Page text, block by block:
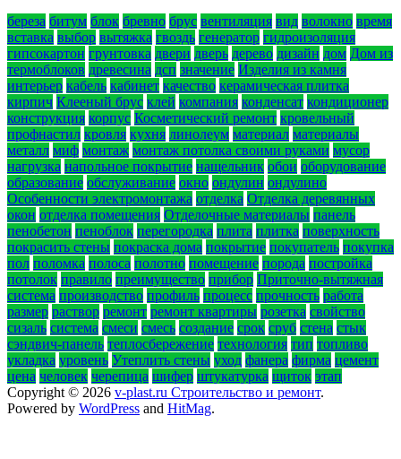
береза битум блок бревно брус вентиляция вид волокно время
вставка выбор вытяжка гвоздь генератор гидроизоляция
гипсокартон грунтовка двери дверь дерево дизайн дом Дом из
термоблоков древесина дсп значение Изделия из камня
интерьер кабель кабинет качество керамическая плитка
кирпич Клееный брус клей компания конденсат кондиционер
конструкция корпус Косметический ремонт кровельный
профнастил кровля кухня линолеум материал материалы
металл миф монтаж монтаж потолка своими руками мусор
нагрузка напольное покрытие нащельник обои оборудование
образование обслуживание окно ондулин ондулино
Особенности электромонтажа отделка Отделка деревянных
окон отделка помещения Отделочные материалы панель
пенобетон пеноблок перегородка плита плитка поверхность
покрасить стены покраска дома покрытие покупатель покупка
пол поломка полоса полотно помещение порода постройка
потолок правило преимущество прибор Приточно-вытяжная
система производство профиль процесс прочность работа
размер раствор ремонт ремонт квартиры розетка свойство
сизаль система смеси смесь создание срок сруб стена стык
сэндвич-панель теплосбережение технология тип топливо
укладка уровень Утеплить стены уход фанера фирма цемент
цена человек черепица шифер штукатурка щиток этап
Copyright © 2026 v-plast.ru Строительство и ремонт.
Powered by WordPress and HitMag.